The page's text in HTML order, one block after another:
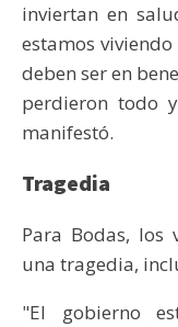
inviertan en
estamos viviendo
deben ser en
perdieron todo
manifestó.
Tragedia
Para Bodas, los
una tragedia,
"El gobierno